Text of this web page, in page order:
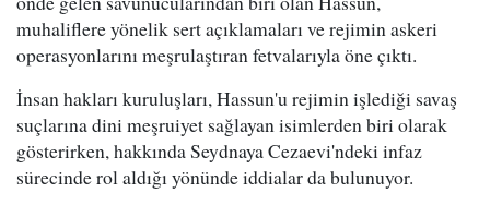
muhaliflere yönelik sert açıklamaları ve rejimin askeri
operasyonlarını meşrulaştıran fetvalarıyla öne çıktı.
İnsan hakları kuruluşları, Hassun'u rejimin işlediği savaş
suçlarına dini meşruiyet sağlayan isimlerden biri olarak
gösterirken, hakkında Seydnaya Cezaevi'ndeki infaz
sürecinde rol aldığı yönünde iddialar da bulunuyor.